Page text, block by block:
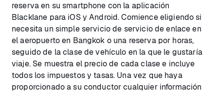
reserva en su smartphone con la aplicación
Blacklane para iOS y Android. Comience eligiendo si
necesita un simple servicio de servicio de enlace en
el aeropuerto en Bangkok o una reserva por horas,
seguido de la clase de vehículo en la que le gustaría
viaje. Se muestra el precio de cada clase e incluye
todos los impuestos y tasas. Una vez que haya
proporcionado a su conductor cualquier información